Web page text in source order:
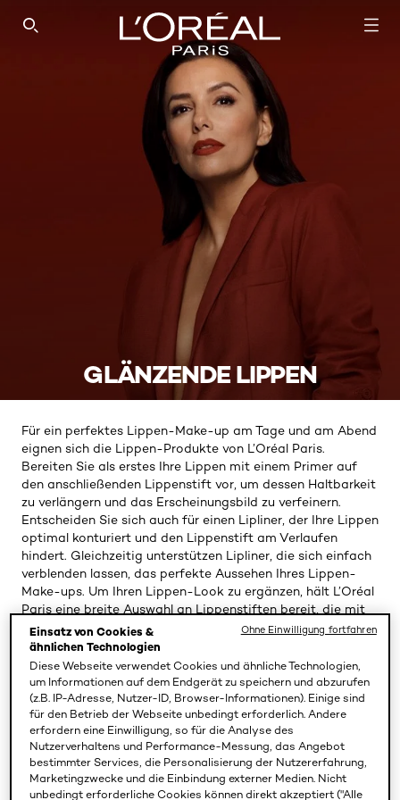
SEARCH THIS SITE
GLÄNZENDE LIPPEN
Für ein perfektes Lippen-Make-up am Tage und am Abend
eignen sich die Lippen-Produkte von L’Oréal Paris.
Bereiten Sie als erstes Ihre Lippen mit einem Primer auf
den anschließenden Lippenstift vor, um dessen Haltbarkeit
zu verlängern und das Erscheinungsbild zu verfeinern.
Entscheiden Sie sich auch für einen Lipliner, der Ihre Lippen
optimal konturiert und den Lippenstift am Verlaufen
hindert. Gleichzeitig unterstützen Lipliner, die sich einfach
verblenden lassen, das perfekte Aussehen Ihres Lippen-
Make-ups. Um Ihren Lippen-Look zu ergänzen, hält L’Oréal
Paris eine breite Auswahl an Lippenstiften bereit, die mit
unterschiedlichen Farben, Nuancen, Texturen und Finishes
aufwarten. Darüber hinaus sind Lipliner und Lippenstift
farblich optimal aufeinander abgestimmt. Einen
betörenden Glanz auf Ihren Lippen zaubern Sie zudem
mithilfe von Lipgloss, der sich sowohl solo als auch auf
einem Lippenstift tragen lässt.
Finden Sie Ihr perfektes Lippen-Make-up mit den
Produkten von L’Oréal Paris und kreieren Sie wunderschöne
und langanhaltend geschminkte Looks.
Einsatz von Cookies &
ähnlichen Technologien
Diese Webseite verwendet Cookies und ähnliche Technologien,
um Informationen auf dem Endgerät zu speichern und abzurufen
(z.B. IP-Adresse, Nutzer-ID, Browser-Informationen). Einige sind
für den Betrieb der Webseite unbedingt erforderlich. Andere
erfordern eine Einwilligung, so für die Analyse des
Nutzerverhaltens und Performance-Messung, das Angebot
bestimmter Services, die Personalisierung der Nutzererfahrung,
Marketingzwecke und die Einbindung externer Medien. Nicht
unbedingt erforderliche Cookies können direkt akzeptiert ("Alle
Ohne Einwilligung fortfahren